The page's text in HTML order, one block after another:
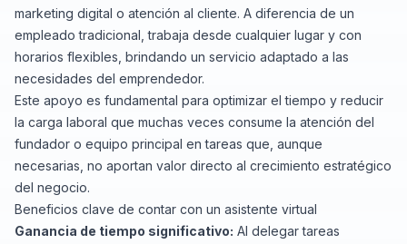
marketing digital o atención al cliente. A diferencia de un
empleado tradicional, trabaja desde cualquier lugar y con
horarios flexibles, brindando un servicio adaptado a las
necesidades del emprendedor.
Este apoyo es fundamental para optimizar el tiempo y reducir
la carga laboral que muchas veces consume la atención del
fundador o equipo principal en tareas que, aunque
necesarias, no aportan valor directo al crecimiento estratégico
del negocio.
Beneficios clave de contar con un asistente virtual
Ganancia de tiempo significativo: Al delegar tareas